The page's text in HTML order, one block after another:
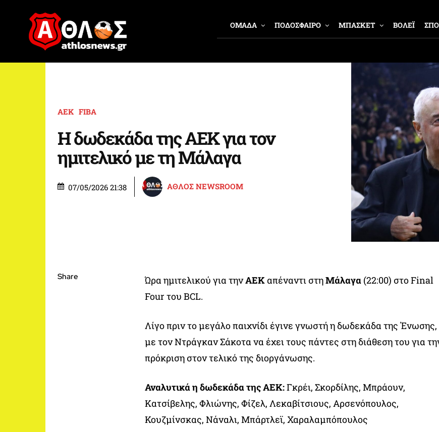
ΟΜΑΔΑ ΠΟΔΟΣΦΑΙΡΟ ΜΠΑΣΚΕΤ ΒΟΛΕΪ
ΑΕΚ FIBA
Η δωδεκάδα της ΑΕΚ για τον
ημιτελικό με τη Μάλαγα
07/05/2026 21:38 ΑΘΛΟΣ NEWSROOM
Share Ώρα ημιτελικού για τηνΑΕΚ απέναντι στηΜάλαγα (22:00) στο Final
Four του BCL.
Λίγο πριν το μεγάλο παιχνίδι έγινε γνωστή η δωδεκάδα της Ένωσης,
με τον Ντράγκαν Σάκοτα να έχει τους πάντες στη διάθεση του για
πρόκριση στον τελικό της διοργάνωσης.
Αναλυτικά η δωδεκάδα της ΑΕΚ:Γκρέι, Σκορδίλης, Μπράουν,
Κατσίβελης, Φλιώνης, Φίζελ, Λεκαβίτσιους, Αρσενόπουλος,
Κουζμίνσκας, Νάναλι, Μπάρτλεϊ, Χαραλαμπόπουλος